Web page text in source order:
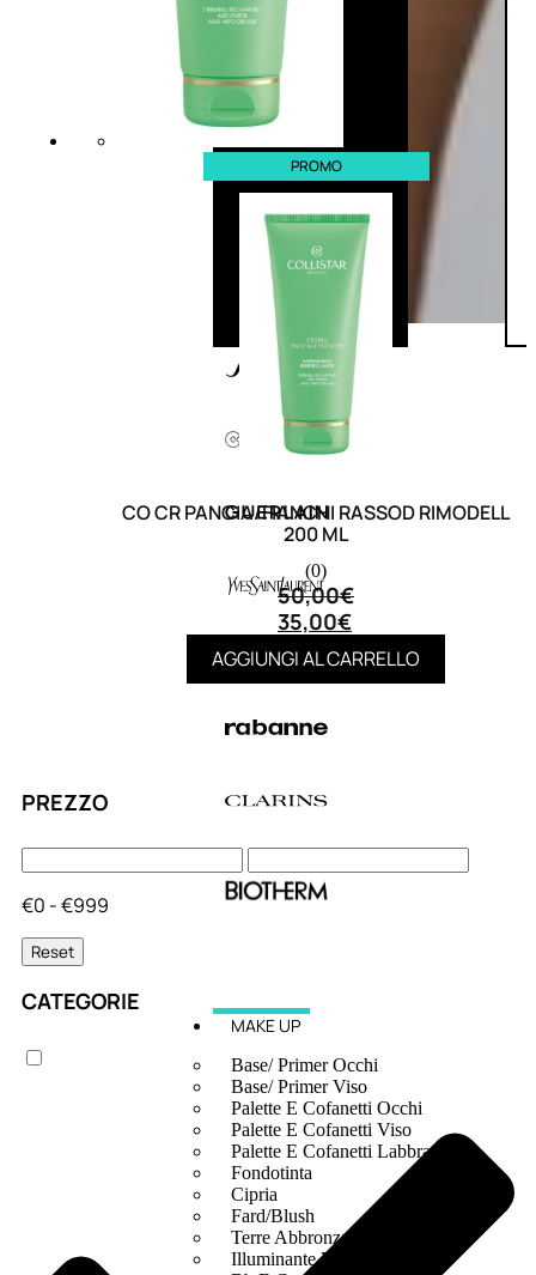
MAKE UP
Base/ Primer Occhi
Base/ Primer Viso
Palette E Cofanetti Occhi
Palette E Cofanetti Viso
Palette E Cofanetti Labbra
Fondotinta
Cipria
Fard/Blush
Terre Abbronzanti
Illuminante Viso
PREZZO
€0 - €999
Reset
CATEGORIE
PROMO
CO CR PANCIA/FIANCHI RASSOD RIMODELL
200 ML
(0)
50,00€
35,00€
AGGIUNGI AL CARRELLO